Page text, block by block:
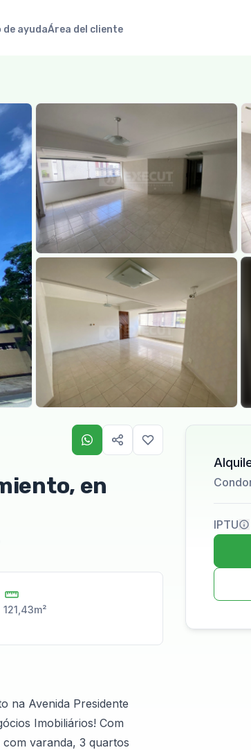
de ayudaÁrea del cliente
en
121,43m²
na Avenida Presidente
Imobiliários! Com
com varanda, 3 quartos
IPTU